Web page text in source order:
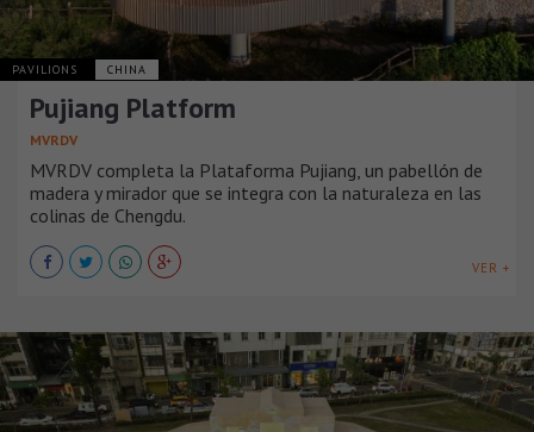
PAVILIONS CHINA
Pujiang Platform
MVRDV
MVRDV completa la Plataforma Pujiang, un pabellón de
madera y mirador que se integra con la naturaleza en las
colinas de Chengdu.
VER +